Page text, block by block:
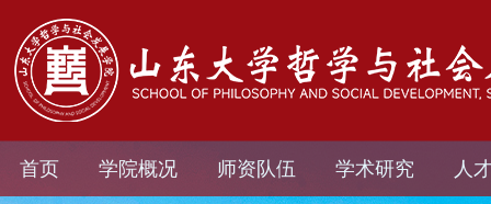
首页 学院概况 师资队伍 学术研究 人